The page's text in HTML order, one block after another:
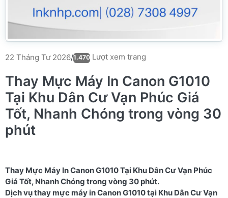
22 Tháng Tư 2026/1.470 Lượt xem trang
Thay Mực Máy In Canon G1010
Tại Khu Dân Cư Vạn Phúc Giá
Tốt, Nhanh Chóng trong vòng 30
phút
Thay Mực Máy In Canon G1010 Tại Khu Dân Cư Vạn Phúc
Giá Tốt, Nhanh Chóng trong vòng 30 phút.
Dịch vụ thay mực máy in Canon G1010 tại Khu Dân Cư Vạn